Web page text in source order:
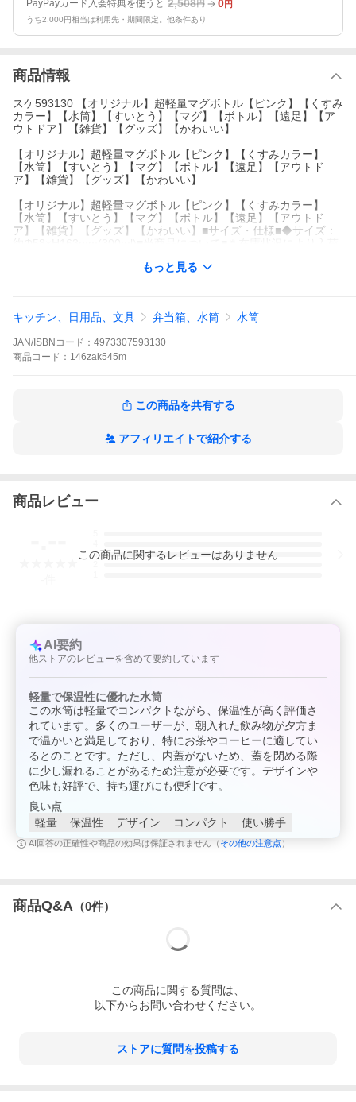
PayPayカード入会特典を使うと 2,508円 0円
うち2,000円相当は利用先・期間限定。他条件あり
商品情報
スケ593130 【オリジナル】超軽量マグボトル【ピンク】【くすみ
カラー】【水筒】【すいとう】【マグ】【ボトル】【遠足】【ア
ウトドア】【雑貨】【グッズ】【かわいい】
【オリジナル】超軽量マグボトル【ピンク】【くすみカラー】
【水筒】【すいとう】【マグ】【ボトル】【遠足】【アウトド
ア】【雑貨】【グッズ】【かわいい】
【オリジナル】超軽量マグボトル【ピンク】【くすみカラー】
【水筒】【すいとう】【マグ】【ボトル】【遠足】【アウトド
ア】【雑貨】【グッズ】【かわいい】■サイズ・仕様■◆サイズ：
ア】【雑貨】【グッズ】【かわいい】■サイズ・仕様■◆サイズ：
待ち・欠品になる場合がございます。予めご了承下さいますよう
お願いいたします。
ア】【雑貨】【グッズ】【かわいい】■サイズ・仕様■◆サイズ：
約Φ58×H163mm(300ml)■当商品について■＊在庫状況により入荷
お願いいたします。
もっと見る
キッチン、日用品、文具 弁当箱、水筒 水筒
JAN/ISBNコード： 4973307593130
商品 コード： 146zak545m
この商品を共有する
アフィリエイトで紹介する
商品レビュー
3
この商品に関するレビューはありません
AI要約
他ストアのレビューを含めて要約しています
軽量で保温性に優れた水筒
この水筒は軽量でコンパクトながら、保温性が高く評価さ
れています。多くのユーザーが、朝入れた飲み物が夕方ま
で温かいと満足しており、特にお茶やコーヒーに適してい
るとのことです。ただし、内蓋がないため、蓋を閉める際
に少し漏れることがあるため注意が必要です。デザインや
色味も好評で、持ち運びにも便利です。
良い点
軽量
保温性 デザイン コンパクト 使い勝手
AI回答の正確性や商品の効果は保証されません（ その他の注意点 ）
商品Q&A （0件）
この商品に関する質問は、
以下からお問い合わせください。
ストアに質問を投稿する